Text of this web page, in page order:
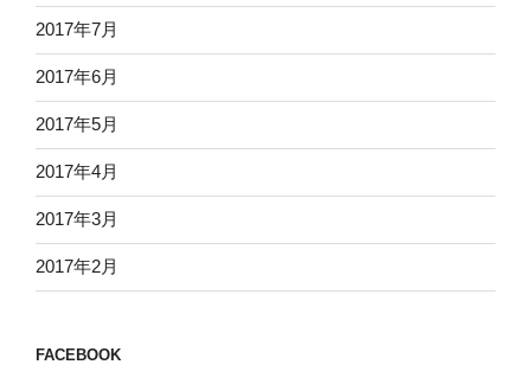
2017年7月
2017年6月
2017年5月
2017年4月
2017年3月
2017年2月
FACEBOOK